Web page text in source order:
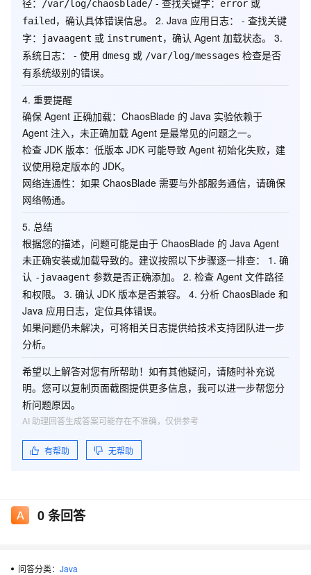
径： /var/log/chaosblade/ - 查找关键字： error 或
failed ，确认具体错误信息。 2. Java 应用日志： - 查找关键
字：
javaagent 或 instrument，确认 Agent 加载状态。 3.
系统日志： - 使用 dmesg 或 /var/log/messages 检查是否
有系统级别的错误。
4. 重要提醒
确保 Agent 正确加载：ChaosBlade 的 Java 实验依赖于
Agent 注入，未正确加载 Agent 是最常见的问题之一。
检查 JDK 版本：低版本 JDK 可能导致 Agent 初始化失败，建
议使用稳定版本的 JDK。
网络连通性：如果 ChaosBlade 需要与外部服务通信，请确保
网络畅通。
5. 总结
根据您的描述，问题可能是由于 ChaosBlade 的 Java Agent
未正确安装或加载导致的。建议按照以下步骤逐一排查： 1. 确
认 -javaagent 参数是否正确添加。 2. 检查 Agent 文件路径
和权限。 3. 确认 JDK 版本是否兼容。 4. 分析 ChaosBlade 和
Java 应用日志，定位具体错误。
如果问题仍未解决，可将相关日志提供给技术支持团队进一步
分析。
希望以上解答对您有所帮助！如有其他疑问，请随时补充说
明。您可以复制页面截图提供更多信息，我可以进一步帮您分
析问题原因。
有帮助 无帮助
AI 助理回答生成答案可能存在不准确，仅供参考
0条回答
问答分类： Java